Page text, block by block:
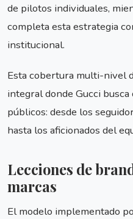
de pilotos individuales,
completa esta estrategia
institucional.
Esta cobertura multi-nivel
integral donde Gucci
públicos: desde los
hasta los aficionados del
Lecciones de
marcas
El modelo implementado